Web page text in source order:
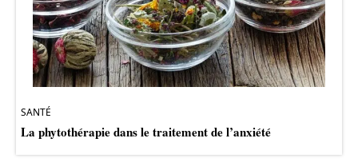
SANTÉ
La phytothérapie dans le traitement de l’anxiété